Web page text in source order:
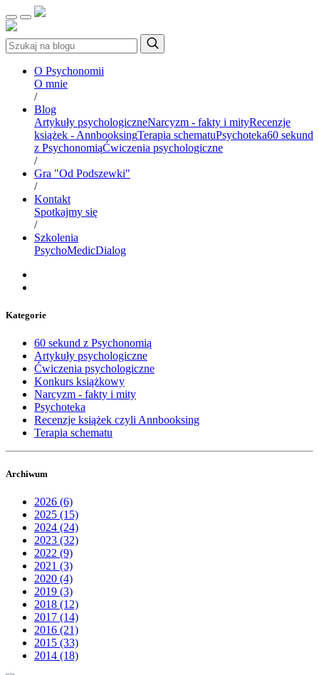
O Psychonomii
O mnie
/
Blog
Artykuły psychologiczneNarcyzm - fakty i mityRecenzje
książek - AnnbooksingTerapia schematuPsychoteka60 sekund
z PsychonomiąĆwiczenia psychologiczne
/
Gra "Od Podszewki"
/
Kontakt
Spotkajmy się
/
Szkolenia
PsychoMedicDialog
Kategorie
60 sekund z Psychonomią
Artykuły psychologiczne
Ćwiczenia psychologiczne
Konkurs książkowy
Narcyzm - fakty i mity
Psychoteka
Recenzje książek czyli Annbooksing
Terapia schematu
Archiwum
2026 (6)
2025 (15)
2024 (24)
2023 (32)
2022 (9)
2021 (3)
2020 (4)
2019 (3)
2018 (12)
2017 (14)
2016 (21)
2015 (33)
2014 (18)